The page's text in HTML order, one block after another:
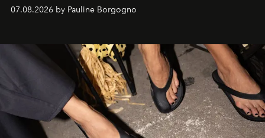
d'exception composent un véritable voyage sensoriel.
07.08.2026 by Pauline Borgogno